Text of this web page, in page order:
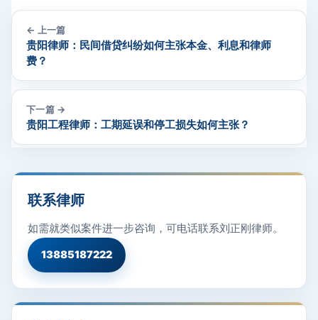
← 上一篇
贵阳律师：民间借贷纠纷如何主张本金、利息和律师
费？
下一篇 →
贵阳工程律师：工期延误和停工损失如何主张？
联系律师
如需就类似案件进一步咨询，可电话联系刘正刚律师。
13885187222